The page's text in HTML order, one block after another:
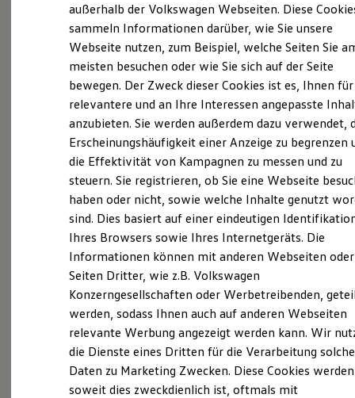
Economy Service
Räder & Reifen Service
Ersatzfahrzeuge
Notdienst und Pannenhilfe
Software, Konnektivität & Apps
California App
VW Connect für Ihren ID. Buzz
VW Connect für Ihren Transporter/Caravelle
VW Connect für Ihren Amarok
VW Connect für andere Modelle
Connect Pro
Fleet Interface Data
Multistop Pathfinder
Übersicht Software Updates
Hilfreiches für Besitzer
Fahrerassistenz- und Sicherheitssysteme
Kontrollleuchten
Kurzfahrprofile und Ölverdünnung
Batterieverordnung
XTL-Dieselkraftstoff
Ersatzteile und Betriebsflüssigkeiten
Original Zubehör und Lifestyle Produkte
myVolkswagen Business
Elektrisch & Autonom
Elektro - & Hybridfahrzeuge
Neuwagen Nutzfahrzeuge
Neuwagen Caddy - Multivan -
California
ID.Buzz
Service
ServicePlus
Volkswagen Economy
Service
KEPService
Probefahrt
außerhalb der Volkswagen Webseiten. Diese
sammeln Informationen darüber, wie Sie unsere
Webseite nutzen, zum Beispiel, welche Seiten Sie
meisten besuchen oder wie Sie sich auf der Seite
bewegen. Der Zweck dieser Cookies ist es, Ihnen für
relevantere und an Ihre Interessen angepasste
anzubieten. Sie werden außerdem dazu verwendet,
Erscheinungshäufigkeit einer Anzeige zu begrenzen
die Effektivität von Kampagnen zu messen und zu
steuern. Sie registrieren, ob Sie eine Webseite
haben oder nicht, sowie welche Inhalte genutzt
sind. Dies basiert auf einer eindeutigen
Ihres Browsers sowie Ihres Internetgeräts. Die
Informationen können mit anderen Webseiten oder
Seiten Dritter, wie z.B. Volkswagen
Konzerngesellschaften oder Werbetreibenden,
werden, sodass Ihnen auch auf anderen Webseiten
relevante Werbung angezeigt werden kann. Wir
die Dienste eines Dritten für die Verarbeitung
Daten zu Marketing Zwecken. Diese Cookies
soweit dies zweckdienlich ist, oftmals mit